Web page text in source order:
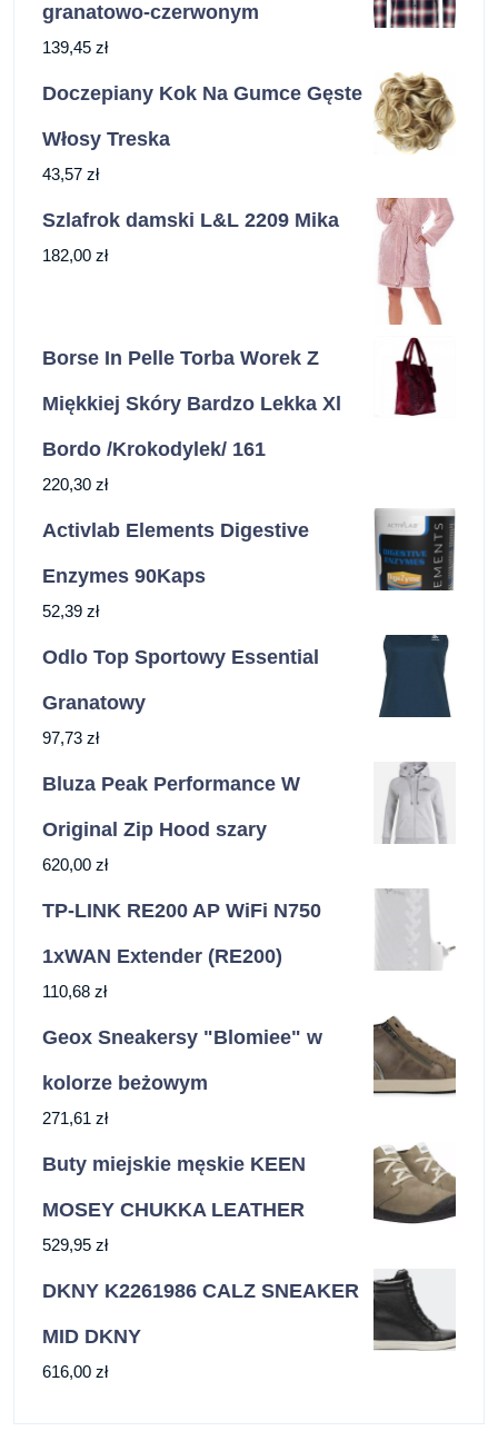
granatowo-czerwonym
139,45 zł
Doczepiany Kok Na Gumce Gęste
Włosy Treska
43,57 zł
Szlafrok damski L&L 2209 Mika
182,00 zł
Borse In Pelle Torba Worek Z
Miękkiej Skóry Bardzo Lekka Xl
Bordo /Krokodylek/ 161
220,30 zł
Activlab Elements Digestive
Enzymes 90Kaps
52,39 zł
Odlo Top Sportowy Essential
Granatowy
97,73 zł
Bluza Peak Performance W
Original Zip Hood szary
620,00 zł
TP-LINK RE200 AP WiFi N750
1xWAN Extender (RE200)
110,68 zł
Geox Sneakersy "Blomiee" w
kolorze beżowym
271,61 zł
Buty miejskie męskie KEEN
MOSEY CHUKKA LEATHER
529,95 zł
DKNY K2261986 CALZ SNEAKER
MID DKNY
616,00 zł